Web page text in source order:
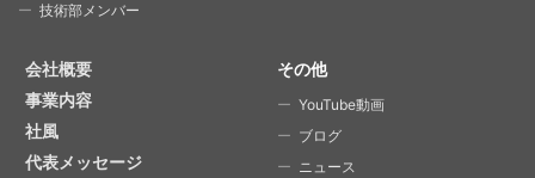
技術部メンバー
会社概要
事業内容
社風
代表メッセージ
その他
YouTube動画
ブログ
ニュース